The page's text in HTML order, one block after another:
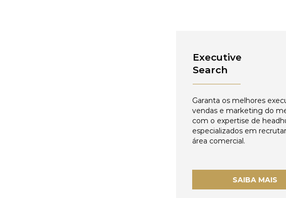
Executive
Search
Garanta os melhores
vendas e marketing do
com o expertise de
especializados em
área comercial.
SAIBA MAIS